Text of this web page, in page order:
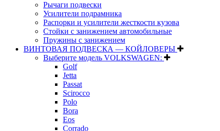
Рычаги подвески
Усилители подрамника
Распорки и усилители жесткости кузова
Стойки с занижением автомобильные
Пружины с занижением
ВИНТОВАЯ ПОДВЕСКА — КОЙЛОВЕРЫ
Выберите модель VOLKSWAGEN:
Golf
Jetta
Passat
Scirocco
Polo
Bora
Eos
Corrado